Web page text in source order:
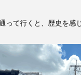
って行くと、歴史を感